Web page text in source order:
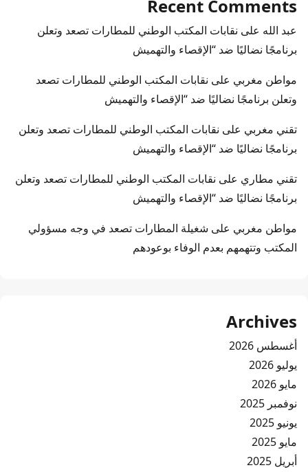
Recent Comments
عبد الله على نقابات المكتب الوطني للمطارات تصعد وتعلن
برنامجًا نضاليًا ضد “الإقصاء والتهميش
مواطن مغربي على نقابات المكتب الوطني للمطارات تصعد
وتعلن برنامجًا نضاليًا ضد “الإقصاء والتهميش
تقني مغربي على نقابات المكتب الوطني للمطارات تصعد وتعلن
برنامجًا نضاليًا ضد “الإقصاء والتهميش
تقني مطاري على نقابات المكتب الوطني للمطارات تصعد وتعلن
برنامجًا نضاليًا ضد “الإقصاء والتهميش
مواطن مغربي على شغيلة المطارات تصعد في وجه مسؤولي
المكتب وتتهمهم بعدم الوفاء بوعودهم
Archives
أغسطس 2026
يوليو 2026
مايو 2026
نوفمبر 2025
يونيو 2025
مايو 2025
أبريل 2025